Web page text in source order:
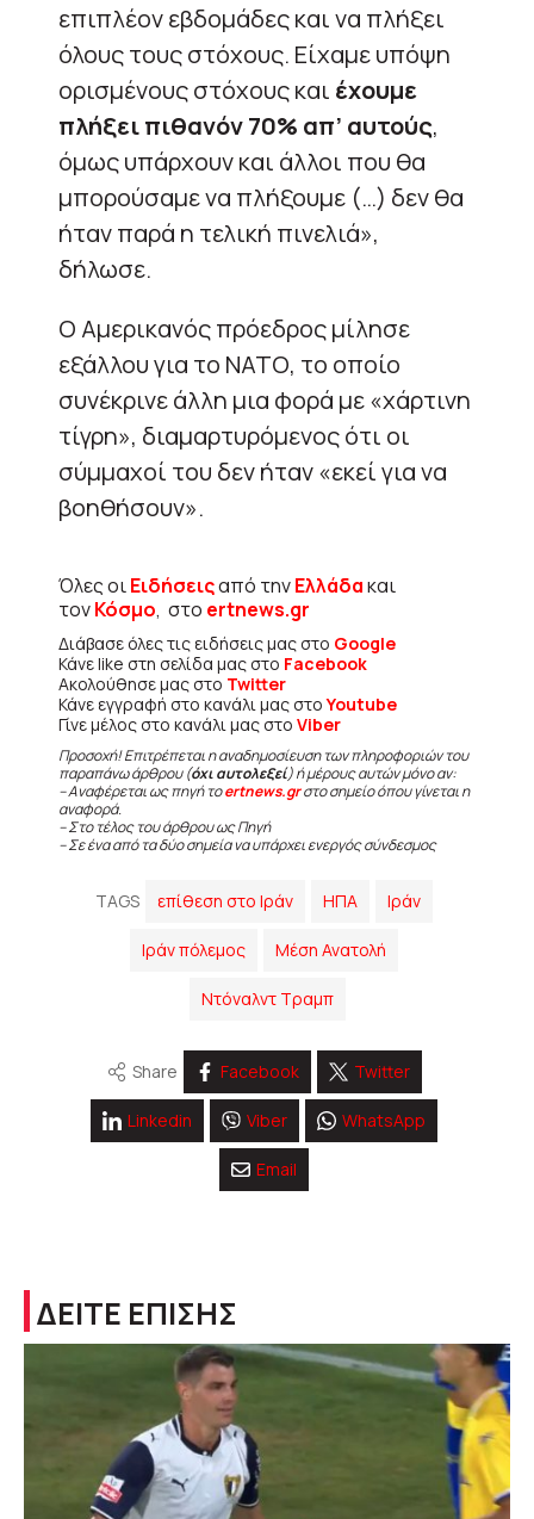
επιπλέον εβδομάδες και να πλήξει
όλους τους στόχους. Είχαμε υπόψη
ορισμένους στόχους και έχουμε
πλήξει πιθανόν 70% απ’ αυτούς,
όμως υπάρχουν και άλλοι που θα
μπορούσαμε να πλήξουμε (…) δεν θα
ήταν παρά η τελική πινελιά»,
δήλωσε.
Ο Αμερικανός πρόεδρος μίλησε
εξάλλου για το ΝΑΤΟ, το οποίο
συνέκρινε άλλη μια φορά με «χάρτινη
τίγρη», διαμαρτυρόμενος ότι οι
σύμμαχοί του δεν ήταν «εκεί για να
βοηθήσουν».
Όλες οιΕιδήσειςαπό τηνΕλλάδακαι
τονΚόσμο, στο ertnews.gr
Διάβασε όλες τις ειδήσεις μας στο Google
Κάνε like στη σελίδα μας στο Facebook
Ακολούθησε μας στο Twitter
Κάνε εγγραφή στο κανάλι μας στοYoutube
Γίνε μέλος στο κανάλι μας στο Viber
Προσοχή! Επιτρέπεται η αναδημοσίευση των πληροφοριών του
παραπάνω άρθρου (όχι αυτολεξεί) ή μέρους αυτών μόνο αν:
– Αναφέρεται ως πηγή τοertnews.grστο σημείο όπου γίνεται η
αναφορά.
– Στο τέλος του άρθρου ως Πηγή
– Σε ένα από τα δύο σημεία να υπάρχει ενεργός σύνδεσμος
TAGS επίθεση στο Ιράν ΗΠΑ Ιράν
Ιράν πόλεμος Μέση Ανατολή
Ντόναλντ Τραμπ
Share Facebook Twitter
Linkedin Viber WhatsApp
Email
ΔΕΙΤΕ ΕΠΙΣΗΣ